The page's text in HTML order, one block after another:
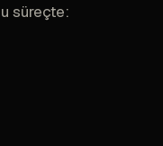
süreçte: